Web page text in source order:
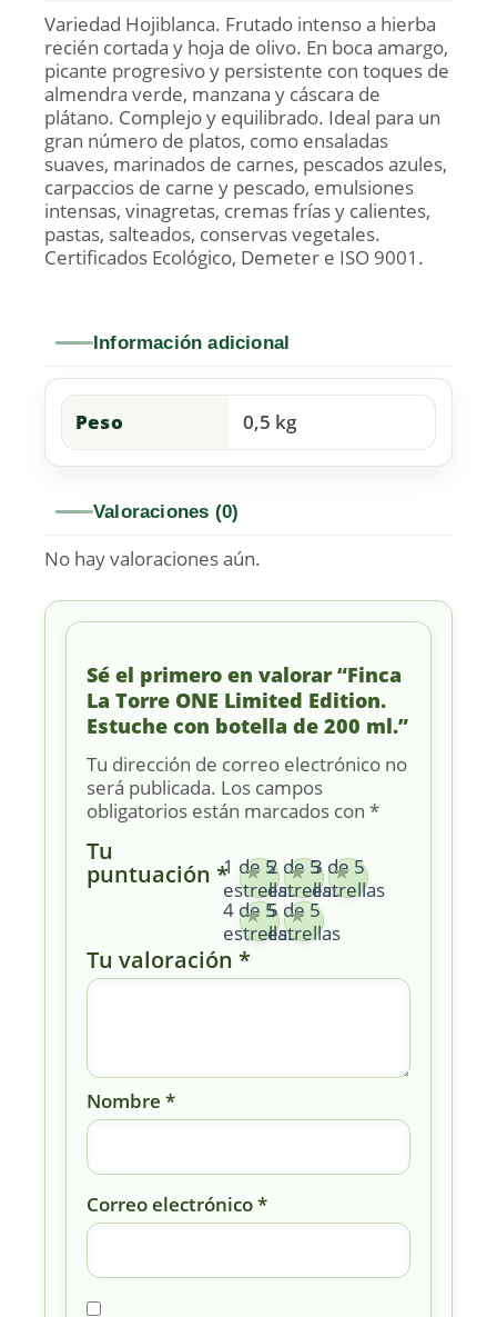
Variedad Hojiblanca. Frutado intenso a hierba
recién cortada y hoja de olivo. En boca amargo,
picante progresivo y persistente con toques de
almendra verde, manzana y cáscara de
plátano. Complejo y equilibrado. Ideal para un
gran número de platos, como ensaladas
suaves, marinados de carnes, pescados azules,
carpaccios de carne y pescado, emulsiones
intensas, vinagretas, cremas frías y calientes,
pastas, salteados, conservas vegetales.
Certificados Ecológico, Demeter e ISO 9001.
Información adicional
Peso 0,5 kg
Valoraciones (0)
No hay valoraciones aún.
Sé el primero en valorar “Finca
La Torre ONE Limited Edition.
Estuche con botella de 200 ml.”
Tu dirección de correo electrónico no
será publicada. Los campos
obligatorios están marcados con *
Tu
puntuación *1 de 5
estrellas
2 de 5
estrellas
3 de 5
estrellas
4 de 5
estrellas
5 de 5
estrellas
Tu valoración *
Nombre *
Correo electrónico*